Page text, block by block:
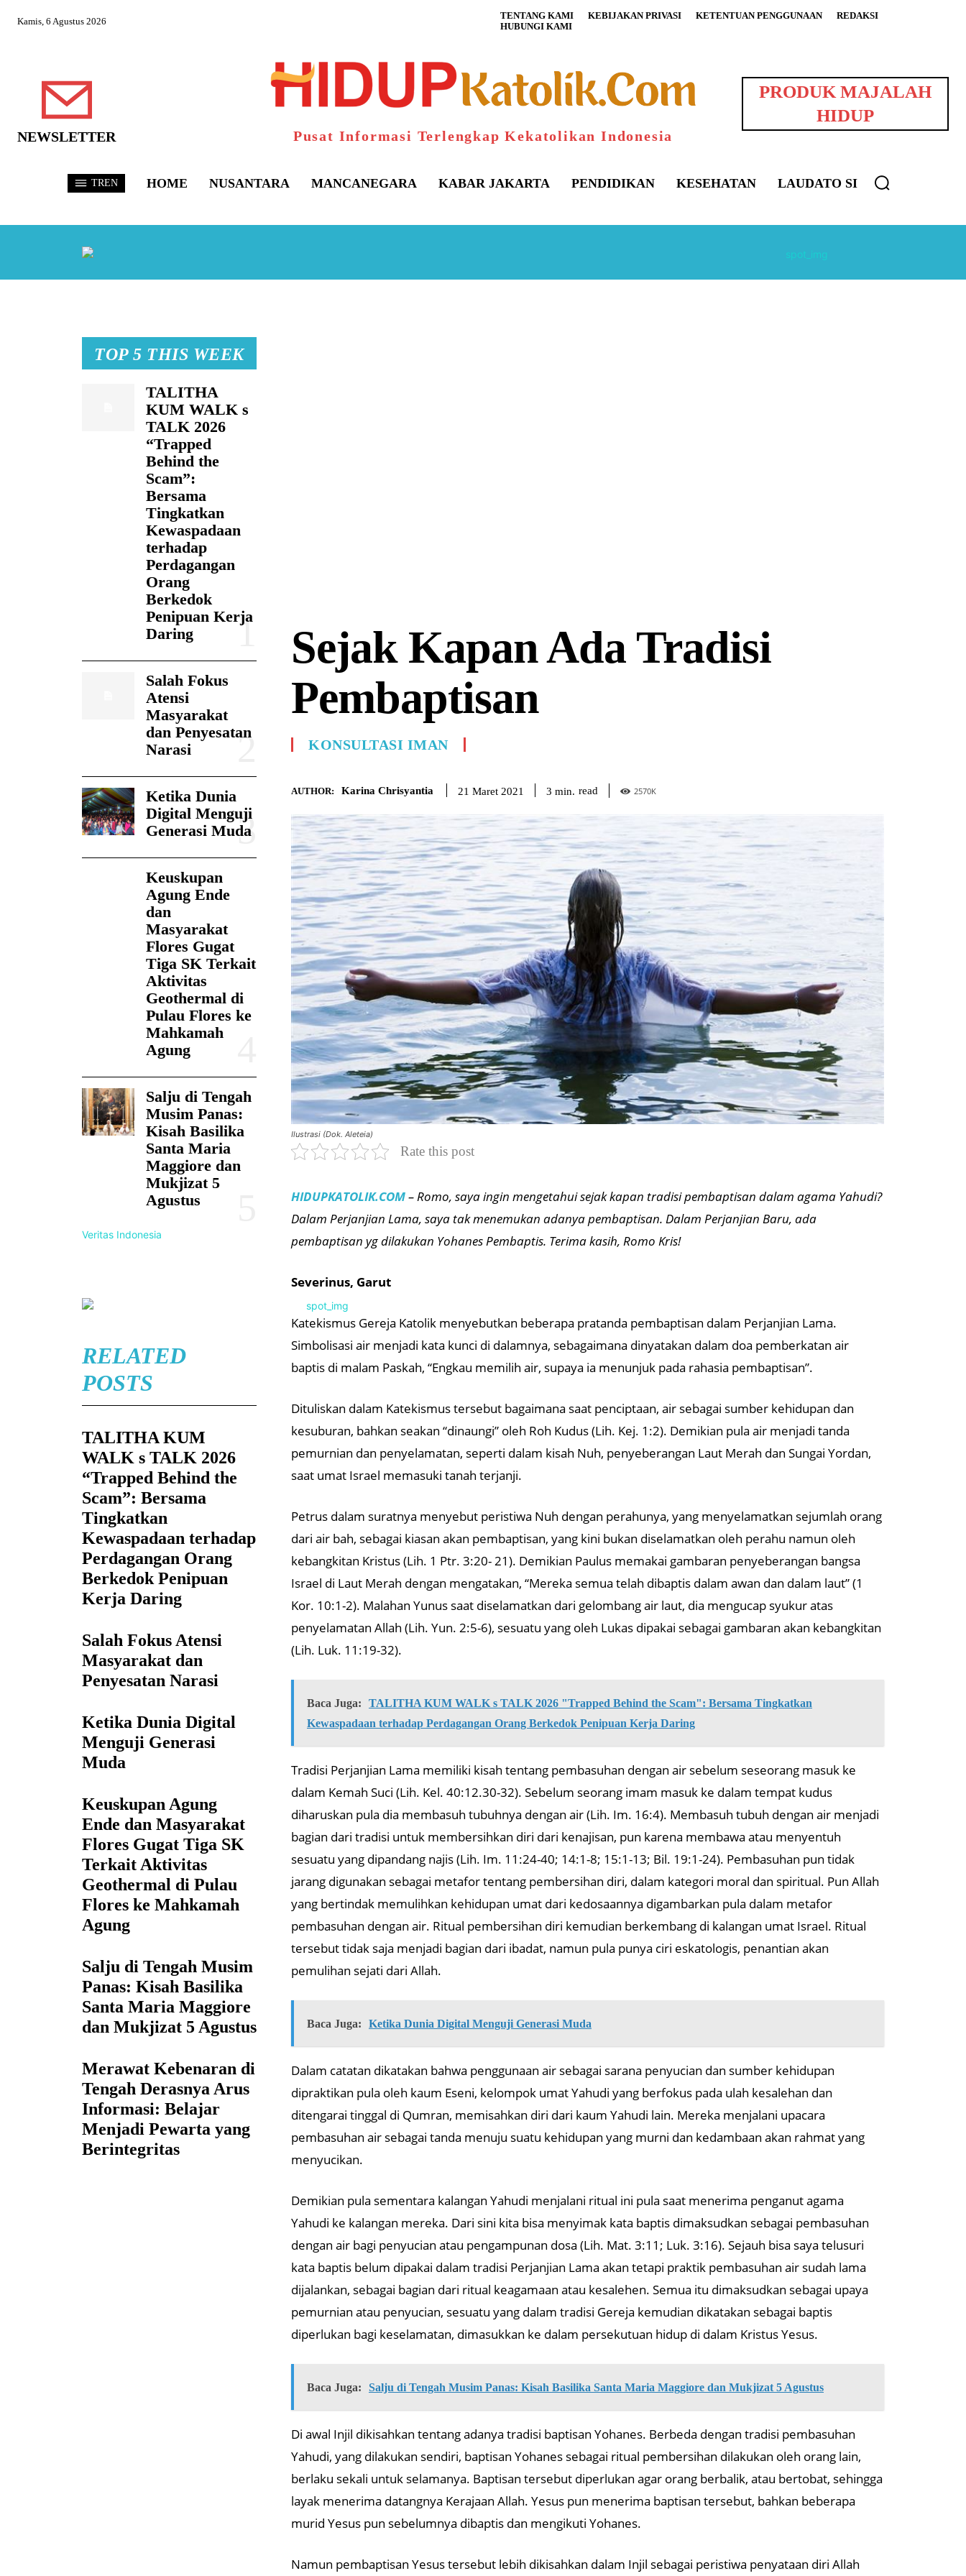
Kamis, 6 Agustus 2026 TENTANG KAMI KEBIJAKAN PRIVASI KETENTUAN PENGGUNAAN
REDAKSI
HUBUNGI KAMI
NEWSLETTER Pusat Informasi Terlengkap Kekatolikan Indonesia
PRODUK MAJALAH
HIDUP
TREN HOME NUSANTARA MANCANEGARA KABAR JAKARTA PENDIDIKAN KESEHATAN LAUDATO SI
TOP 5 THIS WEEK
TALITHA
KUM WALK s
TALK 2026
“Trapped
Behind the
Scam”:
Bersama
Tingkatkan
Kewaspadaan
terhadap
Perdagangan
Orang
Berkedok
Penipuan Kerja
Daring
Salah Fokus
Atensi
Masyarakat
dan Penyesatan
Narasi
Ketika Dunia
Digital Menguji
Generasi Muda
Keuskupan
Agung Ende
dan
Masyarakat
Flores Gugat
Tiga SK Terkait
Aktivitas
Geothermal di
Pulau Flores ke
Mahkamah
Agung
Salju di Tengah
Musim Panas:
Kisah Basilika
Santa Maria
Maggiore dan
Mukjizat 5
Agustus
Veritas Indonesia
RELATED
POSTS
TALITHA KUM
WALK s TALK 2026
“Trapped Behind the
Scam”: Bersama
Tingkatkan
Kewaspadaan terhadap
Perdagangan Orang
Berkedok Penipuan
Kerja Daring
Salah Fokus Atensi
Masyarakat dan
Penyesatan Narasi
Ketika Dunia Digital
Menguji Generasi
Muda
Keuskupan Agung
Ende dan Masyarakat
Flores Gugat Tiga SK
Terkait Aktivitas
Geothermal di Pulau
Flores ke Mahkamah
Agung
Salju di Tengah Musim
Panas: Kisah Basilika
Santa Maria Maggiore
dan Mukjizat 5 Agustus
Merawat Kebenaran di
Tengah Derasnya Arus
Informasi: Belajar
Menjadi Pewarta yang
Berintegritas
Sejak Kapan Ada Tradisi
Pembaptisan
KONSULTASI IMAN
AUTHOR: Karina Chrisyantia 21 Maret 2021 3 min. read 2570K
Ilustrasi (Dok. Aleteia)
Rate this post
HIDUPKATOLIK.COM– Romo, saya ingin mengetahui sejak kapan tradisi pembaptisan dalam agama Yahudi?
Dalam Perjanjian Lama, saya tak menemukan adanya pembaptisan. Dalam Perjanjian Baru, ada
pembaptisan yg dilakukan Yohanes Pembaptis. Terima kasih, Romo Kris!
Severinus, Garut
Katekismus Gereja Katolik menyebutkan beberapa pratanda pembaptisan dalam Perjanjian Lama.
Simbolisasi air menjadi kata kunci di dalamnya, sebagaimana dinyatakan dalam doa pemberkatan air
baptis di malam Paskah, “Engkau memilih air, supaya ia menunjuk pada rahasia pembaptisan”.
Dituliskan dalam Katekismus tersebut bagaimana saat penciptaan, air sebagai sumber kehidupan dan
kesuburan, bahkan seakan “dinaungi” oleh Roh Kudus (Lih. Kej. 1:2). Demikian pula air menjadi tanda
pemurnian dan penyelamatan, seperti dalam kisah Nuh, penyeberangan Laut Merah dan Sungai Yordan,
saat umat Israel memasuki tanah terjanji.
Petrus dalam suratnya menyebut peristiwa Nuh dengan perahunya, yang menyelamatkan sejumlah orang
dari air bah, sebagai kiasan akan pembaptisan, yang kini bukan diselamatkan oleh perahu namun oleh
kebangkitan Kristus (Lih. 1 Ptr. 3:20- 21). Demikian Paulus memakai gambaran penyeberangan bangsa
Israel di Laut Merah dengan mengatakan, “Mereka semua telah dibaptis dalam awan dan dalam laut” (1
Kor. 10:1-2). Malahan Yunus saat diselamatkan dari gelombang air laut, dia mengucap syukur atas
penyelamatan Allah (Lih. Yun. 2:5-6), sesuatu yang oleh Lukas dipakai sebagai gambaran akan kebangkitan
(Lih. Luk. 11:19-32).
Baca Juga:
TALITHA KUM WALK s TALK 2026 "Trapped Behind the Scam": Bersama Tingkatkan
Kewaspadaan terhadap Perdagangan Orang Berkedok Penipuan Kerja Daring
Tradisi Perjanjian Lama memiliki kisah tentang pembasuhan dengan air sebelum seseorang masuk ke
dalam Kemah Suci (Lih. Kel. 40:12.30-32). Sebelum seorang imam masuk ke dalam tempat kudus
diharuskan pula dia membasuh tubuhnya dengan air (Lih. Im. 16:4). Membasuh tubuh dengan air menjadi
bagian dari tradisi untuk membersihkan diri dari kenajisan, pun karena membawa atau menyentuh
sesuatu yang dipandang najis (Lih. Im. 11:24-40; 14:1-8; 15:1-13; Bil. 19:1-24). Pembasuhan pun tidak
jarang digunakan sebagai metafor tentang pembersihan diri, dalam kategori moral dan spiritual. Pun Allah
yang bertindak memulihkan kehidupan umat dari kedosaannya digambarkan pula dalam metafor
pembasuhan dengan air. Ritual pembersihan diri kemudian berkembang di kalangan umat Israel. Ritual
tersebut tidak saja menjadi bagian dari ibadat, namun pula punya ciri eskatologis, penantian akan
pemulihan sejati dari Allah.
Baca Juga: Ketika Dunia Digital Menguji Generasi Muda
Dalam catatan dikatakan bahwa penggunaan air sebagai sarana penyucian dan sumber kehidupan
dipraktikan pula oleh kaum Eseni, kelompok umat Yahudi yang berfokus pada ulah kesalehan dan
ditengarai tinggal di Qumran, memisahkan diri dari kaum Yahudi lain. Mereka menjalani upacara
pembasuhan air sebagai tanda menuju suatu kehidupan yang murni dan kedambaan akan rahmat yang
menyucikan.
Demikian pula sementara kalangan Yahudi menjalani ritual ini pula saat menerima penganut agama
Yahudi ke kalangan mereka. Dari sini kita bisa menyimak kata baptis dimaksudkan sebagai pembasuhan
dengan air bagi penyucian atau pengampunan dosa (Lih. Mat. 3:11; Luk. 3:16). Sejauh bisa saya telusuri
kata baptis belum dipakai dalam tradisi Perjanjian Lama akan tetapi praktik pembasuhan air sudah lama
dijalankan, sebagai bagian dari ritual keagamaan atau kesalehen. Semua itu dimaksudkan sebagai upaya
pemurnian atau penyucian, sesuatu yang dalam tradisi Gereja kemudian dikatakan sebagai baptis
diperlukan bagi keselamatan, dimasukkan ke dalam persekutuan hidup di dalam Kristus Yesus.
Baca Juga: Salju di Tengah Musim Panas: Kisah Basilika Santa Maria Maggiore dan Mukjizat 5 Agustus
Di awal Injil dikisahkan tentang adanya tradisi baptisan Yohanes. Berbeda dengan tradisi pembasuhan
Yahudi, yang dilakukan sendiri, baptisan Yohanes sebagai ritual pembersihan dilakukan oleh orang lain,
berlaku sekali untuk selamanya. Baptisan tersebut diperlukan agar orang berbalik, atau bertobat, sehingga
layak menerima datangnya Kerajaan Allah. Yesus pun menerima baptisan tersebut, bahkan beberapa
murid Yesus pun sebelumnya dibaptis dan mengikuti Yohanes.
Namun pembaptisan Yesus tersebut lebih dikisahkan dalam Injil sebagai peristiwa penyataan diri Allah